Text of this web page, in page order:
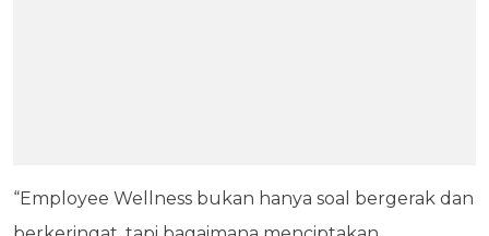
“Employee Wellness bukan hanya soal bergerak dan